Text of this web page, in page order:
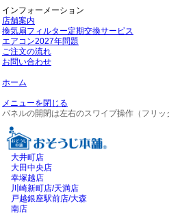
インフォーメーション
店舗案内
換気扇フィルター定期交換サービス
エアコン2027年問題
ご注文の流れ
お問い合わせ
ホーム
メニューを閉じる
パネルの開閉は左右のスワイプ操作（フリ
大井町店
大田中央店
幸塚越店
川崎新町店/天満店
戸越銀座駅前店/大森
南店